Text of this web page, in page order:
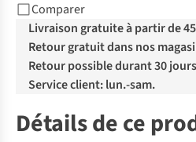
Comparer
Livraison gratuite à partir de
Retour gratuit dans nos
Retour possible durant 30 jours
Service client: lun.-sam.
Détails de ce